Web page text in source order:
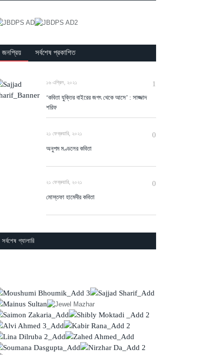
জনপ্রিয় সর্বশেষ প্রকাশিত
১৬ এপ্রিল, ২০২১ 1
‘কবিতা যুক্তির বাইরের জগৎ থেকে আসে’ : সাজ্জাদ
শরিফ
২১ ফেব্রুয়ারি, ২০২১ 0
অনুপম মণ্ডলের কবিতা
২১ ফেব্রুয়ারি, ২০২১ 0
মোস্তফা হামেদীর কবিতা
সর্বশেষ গ্যালারি